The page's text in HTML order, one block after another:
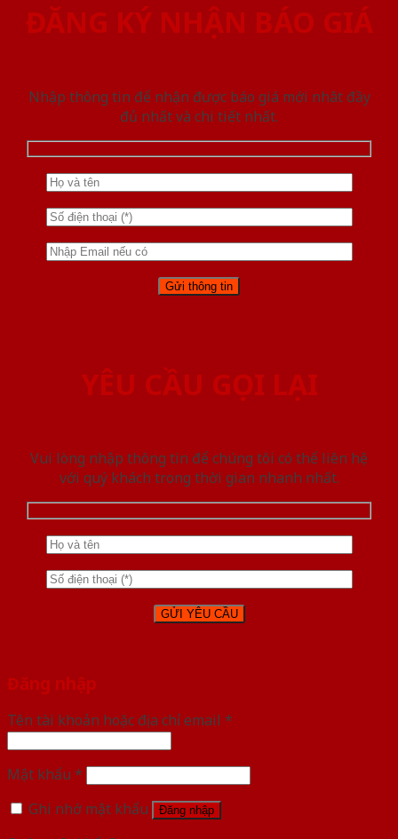
ĐĂNG KÝ NHẬN BÁO GIÁ
Nhập thông tin để nhận được báo giá mới nhât đầy
đủ nhất và chi tiết nhất.
YÊU CẦU GỌI LẠI
Vui lòng nhập thông tin để chúng tôi có thể liên hệ
với quý khách trong thời gian nhanh nhất.
Đăng nhập
Tên tài khoản hoặc địa chỉ email *
Mật khẩu *
Ghi nhớ mật khẩu
Đăng nhập